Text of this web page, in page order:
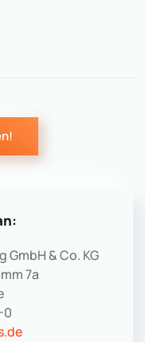
& Co. KG
7a
0